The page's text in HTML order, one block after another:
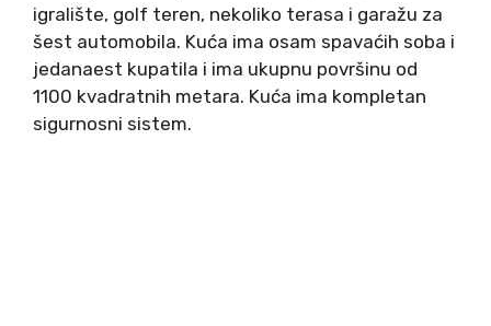
igralište, golf teren, nekoliko terasa i garažu za
šest automobila. Kuća ima osam spavaćih soba i
jedanaest kupatila i ima ukupnu površinu od
1100 kvadratnih metara. Kuća ima kompletan
sigurnosni sistem.